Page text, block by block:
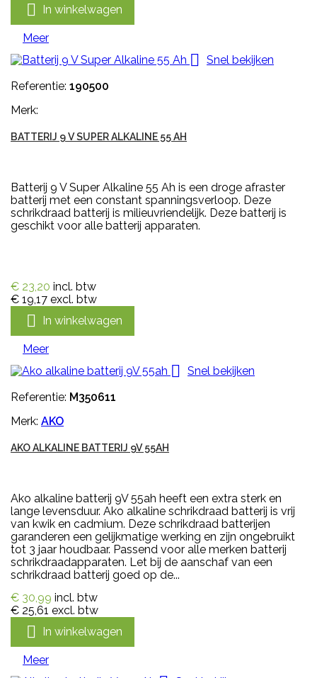
 In winkelwagen
Meer

Snel bekijken
Referentie: 190500
Merk:
BATTERIJ 9 V SUPER ALKALINE 55 AH
Batterij 9 V Super Alkaline 55 Ah is een droge afraster
batterij met een constant spanningsverloop. Deze
schrikdraad batterij is milieuvriendelijk. Deze batterij is
geschikt voor alle batterij apparaten.
€ 23,20 incl. btw
€ 19,17 excl. btw
 In winkelwagen
Meer

Snel bekijken
Referentie: M350611
Merk: AKO
AKO ALKALINE BATTERIJ 9V 55AH
Ako alkaline batterij 9V 55ah heeft een extra sterk en
lange levensduur. Ako alkaline schrikdraad batterij is vrij
van kwik en cadmium. Deze schrikdraad batterijen
garanderen een gelijkmatige werking en zijn ongebruikt
tot 3 jaar houdbaar. Passend voor alle merken batterij
schrikdraadapparaten. Let bij de aanschaf van een
schrikdraad batterij goed op de...
€ 30,99 incl. btw
€ 25,61 excl. btw
 In winkelwagen
Meer